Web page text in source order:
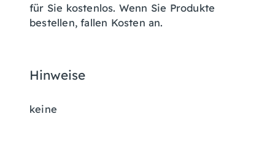
für Sie kostenlos. Wenn Sie Produkte
bestellen, fallen Kosten an.
Hinweise
keine